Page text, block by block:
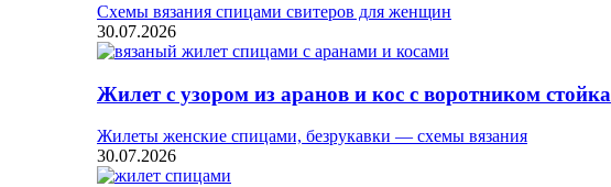
Схемы вязания спицами свитеров для женщин
30.07.2026
Жилет с узором из аранов и кос с воротником стойка
Жилеты женские спицами, безрукавки — схемы вязания
30.07.2026